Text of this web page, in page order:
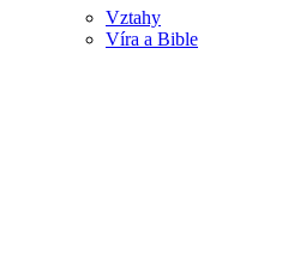
Vztahy
Víra a Bible